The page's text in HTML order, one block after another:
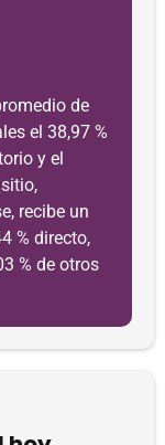
de
el 38,97 %
y el
recibe un
% directo,
% de otros